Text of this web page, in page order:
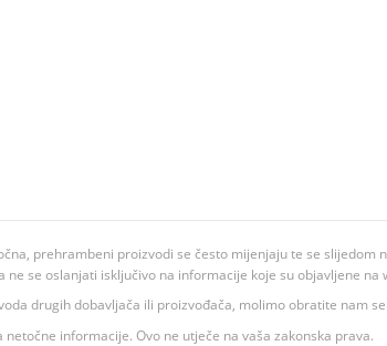
prehrambeni proizvodi se često mijenjaju te se
se oslanjati isključivo na informacije koje su objavljene na
drugih dobavljača ili proizvođača, molimo obratite nam
informacije. Ovo ne utječe na vaša zakonska prava.